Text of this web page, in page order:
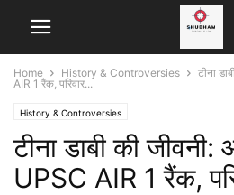
Home History & Controversies
टीना
AIR 1 रैंक, परिवार...
History & Controversies
टीना डाबी की जीवनी:
UPSC AIR 1 रैंक,